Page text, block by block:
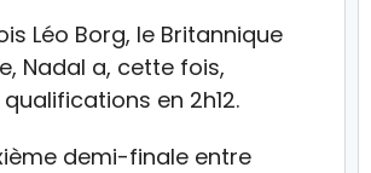
Léo Borg, le Britannique
Nadal a, cette fois,
en 2h12.
demi-finale entre